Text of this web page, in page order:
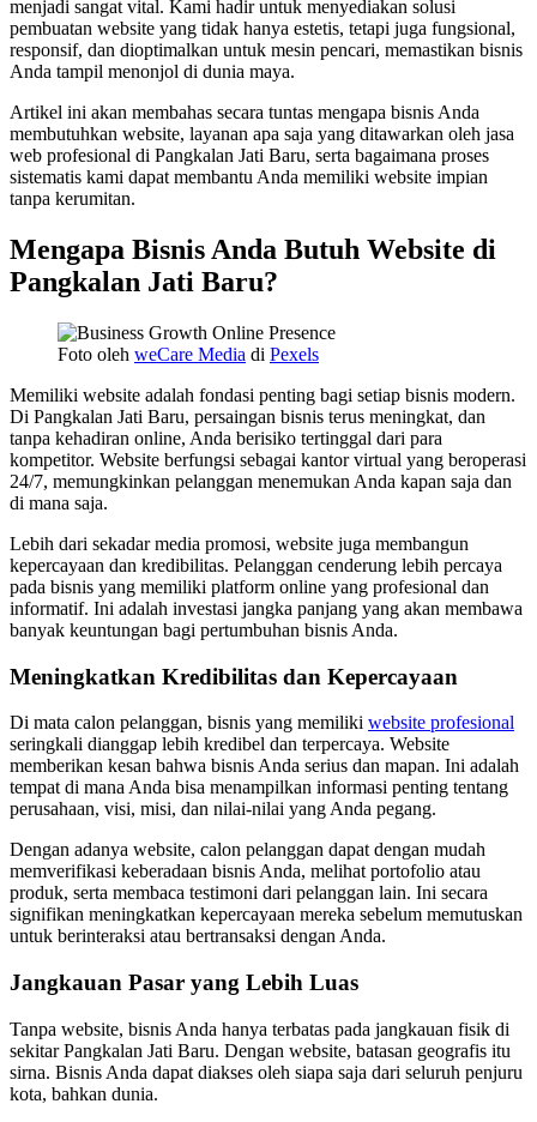
menjadi sangat vital. Kami hadir untuk menyediakan solusi
pembuatan website yang tidak hanya estetis, tetapi juga fungsional,
responsif, dan dioptimalkan untuk mesin pencari, memastikan bisnis
Anda tampil menonjol di dunia maya.
Artikel ini akan membahas secara tuntas mengapa bisnis Anda
membutuhkan website, layanan apa saja yang ditawarkan oleh jasa
web profesional di Pangkalan Jati Baru, serta bagaimana proses
sistematis kami dapat membantu Anda memiliki website impian
tanpa kerumitan.
Mengapa Bisnis Anda Butuh Website di
Pangkalan Jati Baru?
Foto oleh weCare Media di Pexels
Memiliki website adalah fondasi penting bagi setiap bisnis modern.
Di Pangkalan Jati Baru, persaingan bisnis terus meningkat, dan
tanpa kehadiran online, Anda berisiko tertinggal dari para
kompetitor. Website berfungsi sebagai kantor virtual yang beroperasi
24/7, memungkinkan pelanggan menemukan Anda kapan saja dan
di mana saja.
Lebih dari sekadar media promosi, website juga membangun
kepercayaan dan kredibilitas. Pelanggan cenderung lebih percaya
pada bisnis yang memiliki platform online yang profesional dan
informatif. Ini adalah investasi jangka panjang yang akan membawa
banyak keuntungan bagi pertumbuhan bisnis Anda.
Meningkatkan Kredibilitas dan Kepercayaan
Di mata calon pelanggan, bisnis yang memiliki website profesional
seringkali dianggap lebih kredibel dan terpercaya. Website
memberikan kesan bahwa bisnis Anda serius dan mapan. Ini adalah
tempat di mana Anda bisa menampilkan informasi penting tentang
perusahaan, visi, misi, dan nilai-nilai yang Anda pegang.
Dengan adanya website, calon pelanggan dapat dengan mudah
memverifikasi keberadaan bisnis Anda, melihat portofolio atau
produk, serta membaca testimoni dari pelanggan lain. Ini secara
signifikan meningkatkan kepercayaan mereka sebelum memutuskan
untuk berinteraksi atau bertransaksi dengan Anda.
Jangkauan Pasar yang Lebih Luas
Tanpa website, bisnis Anda hanya terbatas pada jangkauan fisik di
sekitar Pangkalan Jati Baru. Dengan website, batasan geografis itu
sirna. Bisnis Anda dapat diakses oleh siapa saja dari seluruh penjuru
kota, bahkan dunia.